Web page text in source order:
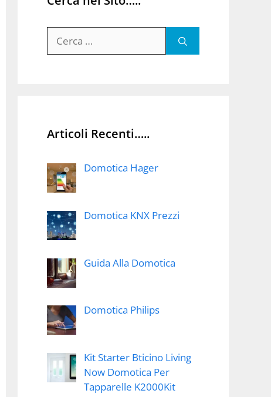
per:
Articoli Recenti…..
Domotica Hager
Domotica KNX Prezzi
Guida Alla Domotica
Domotica Philips
Kit Starter Bticino Living
Now Domotica Per
Tapparelle K2000Kit